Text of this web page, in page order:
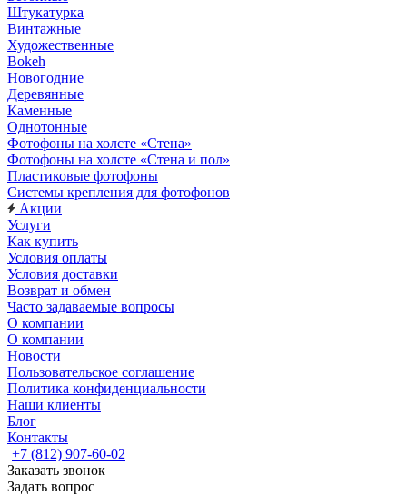
Штукатурка
Винтажные
Художественные
Bokeh
Новогодние
Деревянные
Каменные
Однотонные
Фотофоны на холсте «Стена»
Фотофоны на холсте «Стена и пол»
Пластиковые фотофоны
Системы крепления для фотофонов
Акции
Услуги
Как купить
Условия оплаты
Условия доставки
Возврат и обмен
Часто задаваемые вопросы
О компании
О компании
Новости
Пользовательское соглашение
Политика конфиденциальности
Наши клиенты
Блог
Контакты
+7 (812) 907-60-02
Заказать звонок
Задать вопрос